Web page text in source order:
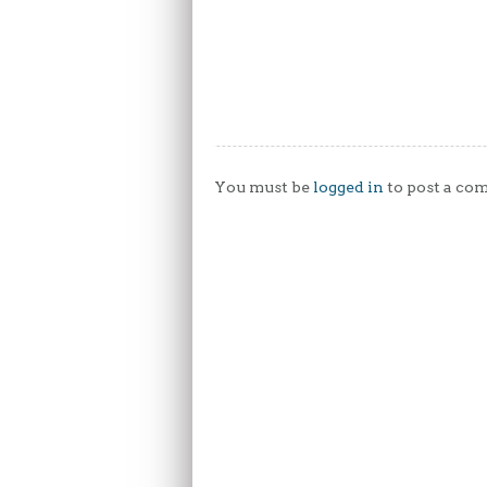
You must be logged in to post a